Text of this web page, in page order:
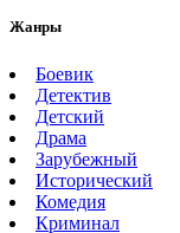
Жанры
Боевик
Детектив
Детский
Драма
Зарубежный
Исторический
Комедия
Криминал